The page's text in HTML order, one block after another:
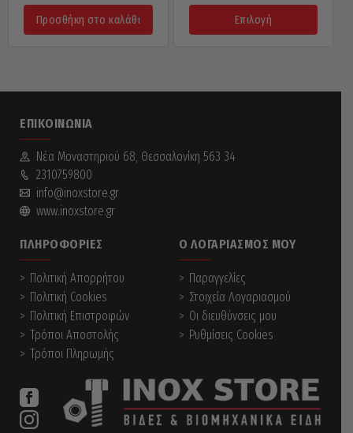
Προσθήκη στο καλάθι
1,70 €
through
Επιλογή
ΕΠΙΚΟΙΝΩΝΊΑ
Νέα Mοναστηριού 68, Θεσσαλονίκη 563 34
2310759800
info@inoxstore.gr
www.inoxstore.gr
ΠΛΗΡΟΦΟΡΊΕΣ
Πολιτική Απορρήτου
Πολιτική Cookies
Πολιτική Επιστροφών
Τρόποι Αποστολής
Τρόποι Πληρωμής
Ο ΛΟΓΑΡΙΑΣΜΌΣ ΜΟΥ
Παραγγελίες
Στοιχεία Λογαριασμού
Οι διευθύνσεις μου
Ρυθμίσεις Cookies